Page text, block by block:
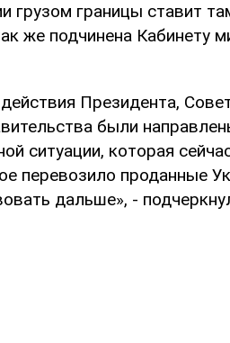
грузом границы ставит
же подчинена Кабинету
Президента,
были
ситуации, которая
перевозило проданные
дальше», -